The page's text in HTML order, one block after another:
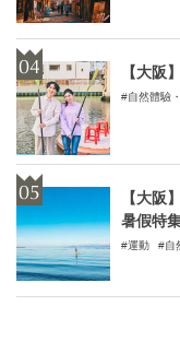
【大阪
自然體驗
【大阪
暑假特
運動）
運動 自